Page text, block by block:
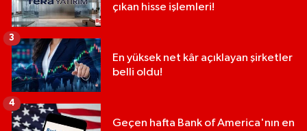
çıkan hisse işlemleri!
En yüksek net kâr açıklayan şirketler
belli oldu!
3
Geçen hafta Bank of America'nın en
4